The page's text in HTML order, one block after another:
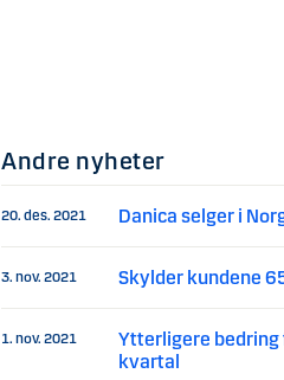
Andre nyheter
20. des. 2021 Danica selger i
3. nov. 2021 Skylder kundene
1. nov. 2021
Ytterligere bedring
kvartal